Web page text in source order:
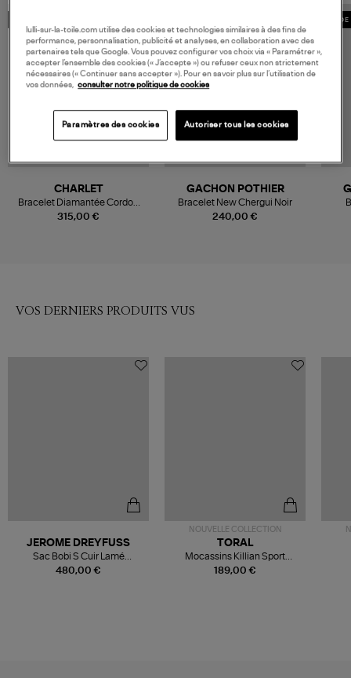
315,00 €
CHARLET
Bracelet Diamantée Cordon
Rouge Or Jaune
240,00 €
GACHON POTHIER
Bracelet New Chergui Noir
VOS DERNIERS PRODUITS VUS
480,00 €
JEROME DREYFUSS
Sac Bobi S Cuir Lamé
Champagne
NOUVELLE COLLECTION
189,00 €
TORAL
Mocassins Killian Sport
Mousse
lulli-sur-la-toile.com utilise des cookies et technologies similaires à des fins de
performance, personnalisation, publicité et analyses, en collaboration avec des
partenaires tels que Google. Vous pouvez configurer vos choix via « Paramétrer »,
accepter l’ensemble des cookies (« J’accepte ») ou refuser ceux non strictement
nécessaires (« Continuer sans accepter »). Pour en savoir plus sur l’utilisation de
vos données, consulter notre politique de cookies
Paramètres des cookies Autoriser tous les cookies